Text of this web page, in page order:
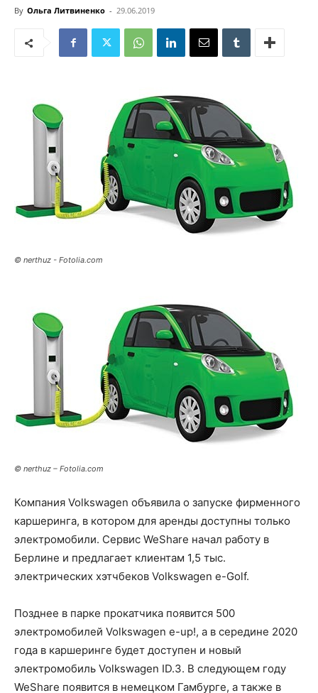
By Ольга Литвиненко - 29.06.2019
© nerthuz - Fotolia.com
© nerthuz – Fotolia.com
Компания Volkswagen объявила о запуске фирменного
каршеринга, в котором для аренды доступны только
электромобили. Сервис WeShare начал работу в
Берлине и предлагает клиентам 1,5 тыс.
электрических хэтчбеков Volkswagen e-Golf.
Позднее в парке прокатчика появится 500
электромобилей Volkswagen e-up!, а в середине 2020
года в каршеринге будет доступен и новый
электромобиль Volkswagen ID.3. В следующем году
WeShare появится в немецком Гамбурге, а также в